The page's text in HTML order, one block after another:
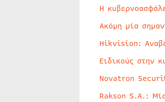
Η
Ακόμη μία
Hikvision:
Ειδικούς στην
Novatron
Rakson S.A.: